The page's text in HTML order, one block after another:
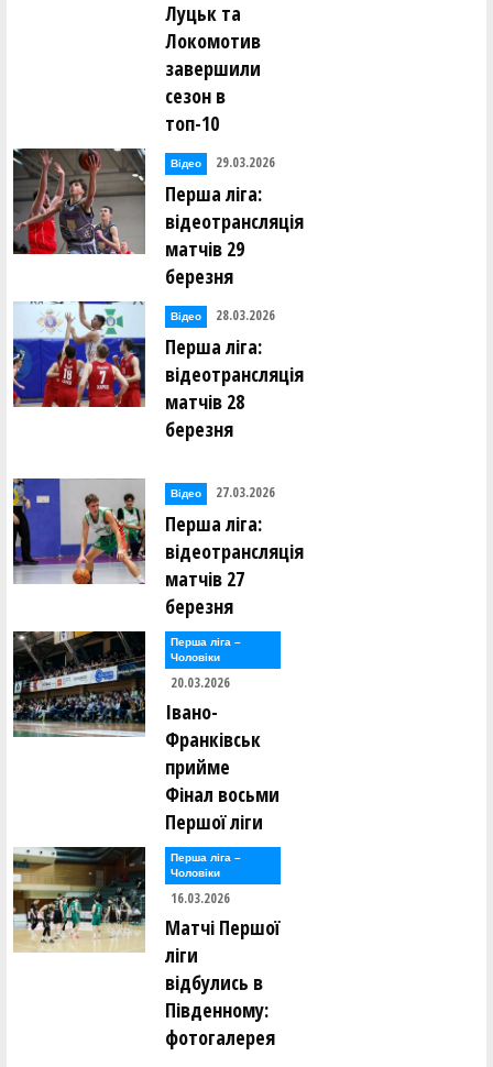
Луцьк та
Локомотив
завершили
сезон в
топ-10
Відео 29.03.2026
Перша ліга:
відеотрансляція
матчів 29
березня
Відео 28.03.2026
Перша ліга:
відеотрансляція
матчів 28
березня
Відео 27.03.2026
Перша ліга:
відеотрансляція
матчів 27
березня
Перша лiга –
Чоловiки
20.03.2026
Івано-
Франківськ
прийме
Фінал восьми
Першої ліги
Перша лiга –
Чоловiки
16.03.2026
Матчі Першої
ліги
відбулись в
Південному:
фотогалерея